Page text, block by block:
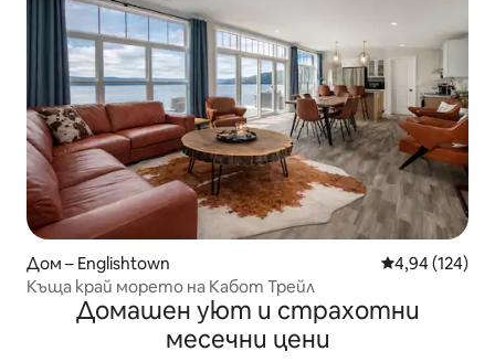
Дом – Englishtown Средна
4,94 (124)
Къща край морето на Кабот Трейл
Домашен уют и страхотни
месечни цени